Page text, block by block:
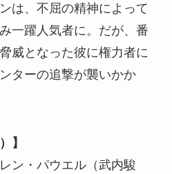
は、不屈の精神によって
一躍人気者に。だが、番
威となった彼に権力者に
ターの追撃が襲いかか
】
ン・パウエル（武内駿